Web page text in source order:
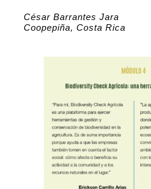
César Barrantes Jara
Coopepiña, Costa Rica